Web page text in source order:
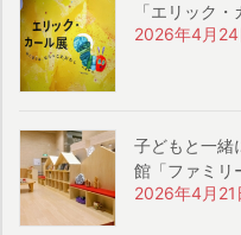
「エリック
2026年4月24
子どもと一緒
館「ファミリ
2026年4月21